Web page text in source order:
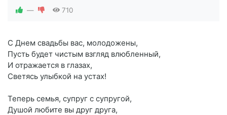
— 710
С Днем свадьбы вас, молодожены,
Пусть будет чистым взгляд влюбленный,
И отражается в глазах,
Светясь улыбкой на устах!
Теперь семья, супруг с супругой,
Душой любите вы друг друга,